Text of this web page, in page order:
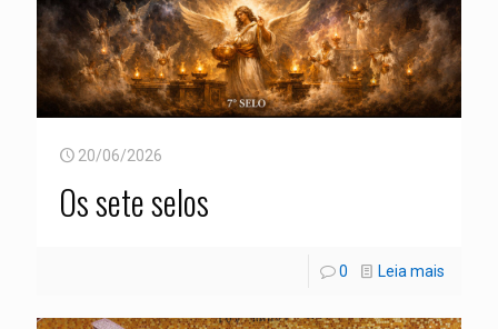
20/06/2026
Os sete selos
0 Leia mais